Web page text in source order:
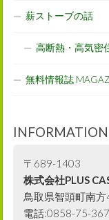
薪ストーブの話
高断熱・高気密
無料情報誌
INFORMATION
〒689-1403
株式会社PLUS
鳥取県智頭町南
電話:0858-75-